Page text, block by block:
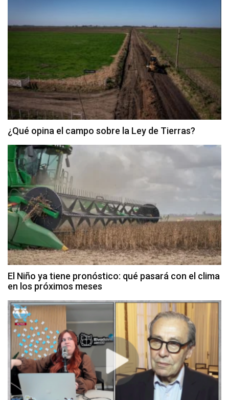
¿Qué opina el campo sobre la Ley de Tierras?
El Niño ya tiene pronóstico: qué pasará con el clima
en los próximos meses